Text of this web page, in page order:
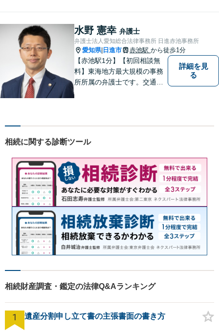
ることはございません。元警
察官の経験を活かした交通事
故事案対応もいたします。
水野 憲幸 弁護士
弁護士法人愛知総合法律事務所 日進赤池事務所
愛知県| 日進市 赤池駅 から徒歩1分
【赤池駅1分】【初回相談無
料】東海地方最大規模の事務
所所属の弁護士です。交通事
談対応も行っております。ま
い。
詳細を見
る
相続に関する診断ツール
相続財産調査・鑑定の法律Q&Aランキング
1 遺産分割申し立て書の主張書面の書き方